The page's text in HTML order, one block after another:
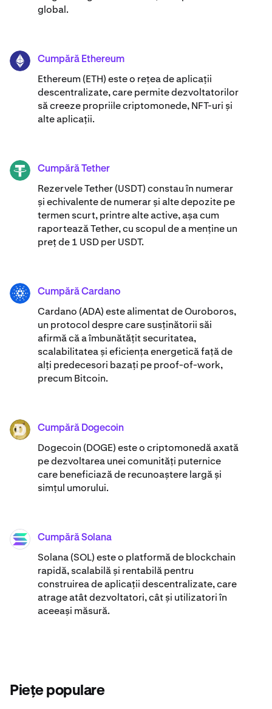
global.
ETH Cumpără Ethereum
Ethereum (ETH) este o rețea de aplicații
descentralizate, care permite dezvoltatorilor
să creeze propriile criptomonede, NFT-uri și
alte aplicații.
USDT Cumpără Tether
Rezervele Tether (USDT) constau în numerar
și echivalente de numerar și alte depozite pe
termen scurt, printre alte active, așa cum
raportează Tether, cu scopul de a menține un
preț de 1 USD per USDT.
ADA Cumpără Cardano
Cardano (ADA) ​​este alimentat de Ouroboros,
un protocol despre care susținătorii săi
afirmă că a îmbunătățit securitatea,
scalabilitatea și eficiența energetică față de
alți predecesori bazați pe proof-of-work,
precum Bitcoin.
DOGE Cumpără Dogecoin
Dogecoin (DOGE) este o criptomonedă axată
pe dezvoltarea unei comunități puternice
care beneficiază de recunoaștere largă și
simțul umorului.
SOL Cumpără Solana
Solana (SOL) este o platformă de blockchain
rapidă, scalabilă și rentabilă pentru
construirea de aplicații descentralizate, care
atrage atât dezvoltatori, cât și utilizatori în
aceeași măsură.
Piețe populare